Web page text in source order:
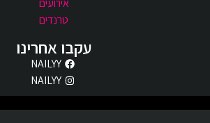
אירועים
טרנדים
עקבו אחרינו
NAILYY
NAILYY